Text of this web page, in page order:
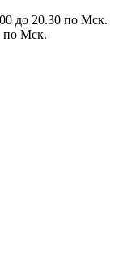
до 20.30 по Мcк.
по Мcк.